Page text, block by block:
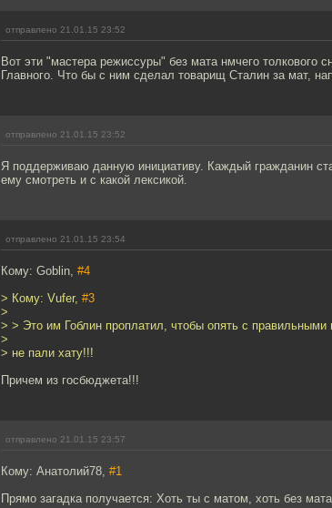
отправлено 21.01.15 23:52
Вот эти "мастера режиссуры" без мата нмчего толкового
Главного. Что бы с ним сделал товарищ Сталин за мат,
отправлено 21.01.15 23:52
Я поддерживаю данную инициативу. Каждый гражданин
ему смотреть и с какой лексикой.
отправлено 21.01.15 23:54
Кому: Goblin, #4
> Кому: Vufer, #3
>
> > Это им Гоблин проплатил, чтобы опять с правильными
>
> не пали хату!!!
Причем из госбюджета!!!
отправлено 21.01.15 23:57
Кому: Анатолий78, #1
Прямо загадка получается: Хоть ты с матом, хоть без